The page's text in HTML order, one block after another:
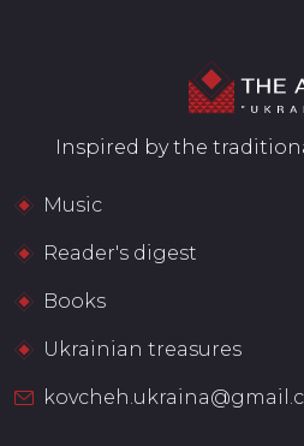
Inspired by the
Music
Reader's digest
Books
Ukrainian treasures